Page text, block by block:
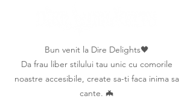
Bun venit la Dire Delights🖤
Da frau liber stilului tau unic cu comorile
noastre accesibile, create sa-ti faca inima sa
cante. 🦇